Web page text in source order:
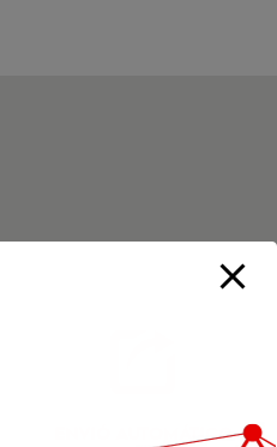
Envió Automático